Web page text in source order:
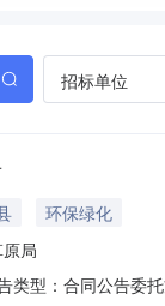
招标单位
环保绿化
局
型：合同公告委